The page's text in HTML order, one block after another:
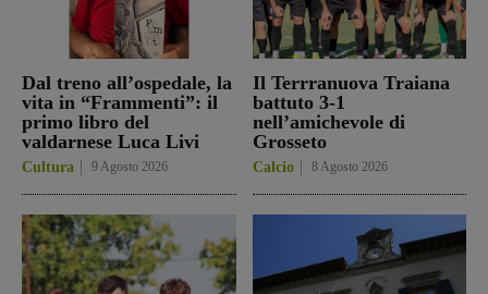
Dal treno all’ospedale, la
vita in “Frammenti”: il
primo libro del
valdarnese Luca Livi
Cultura 9 Agosto 2026
Il Terrranuova Traiana
battuto 3-1
nell’amichevole di
Grosseto
Calcio 8 Agosto 2026